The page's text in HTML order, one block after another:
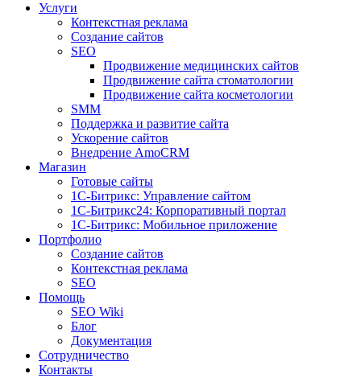
Услуги
Контекстная реклама
Создание сайтов
SEO
Продвижение медицинских сайтов
Продвижение сайта стоматологии
Продвижение сайта косметологии
SMM
Поддержка и развитие сайта
Ускорение сайтов
Внедрение AmoCRM
Магазин
Готовые сайты
1С-Битрикс: Управление сайтом
1С-Битрикс24: Корпоративный портал
1С-Битрикс: Мобильное приложение
Портфолио
Создание сайтов
Контекстная реклама
SEO
Помощь
SEO Wiki
Блог
Документация
Сотрудничество
Контакты